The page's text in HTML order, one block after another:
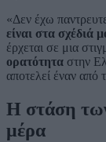
«Δεν έχω
είναι στα σχέδιά
έρχεται σε μια
ορατότητα στην
αποτελεί έναν από
Η στάση
μέρα